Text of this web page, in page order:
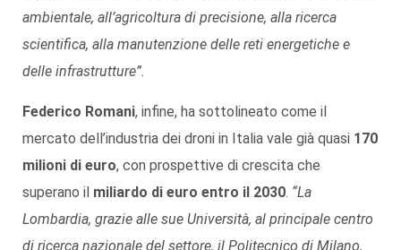
ambientale, all’agricoltura di precisione, alla ricerca
scientifica, alla manutenzione delle reti energetiche e
delle infrastrutture”.
Federico Romani, infine, ha sottolineato come il
mercato dell’industria dei droni in Italia vale già quasi 170
milioni di euro, con prospettive di crescita che
superano il miliardo di euro entro il 2030. “La
Lombardia, grazie alle sue Università, al principale centro
di ricerca nazionale del settore, il Politecnico di Milano,